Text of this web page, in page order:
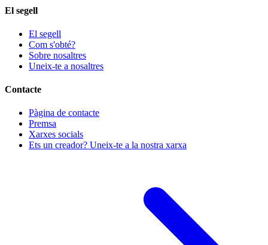
El segell
El segell
Com s'obté?
Sobre nosaltres
Uneix-te a nosaltres
Contacte
Pàgina de contacte
Premsa
Xarxes socials
Ets un creador? Uneix-te a la nostra xarxa